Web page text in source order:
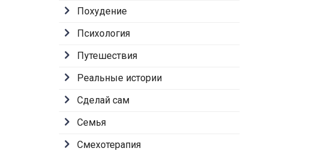
Похудение
Психология
Путешествия
Реальные истории
Сделай сам
Семья
Смехотерапия